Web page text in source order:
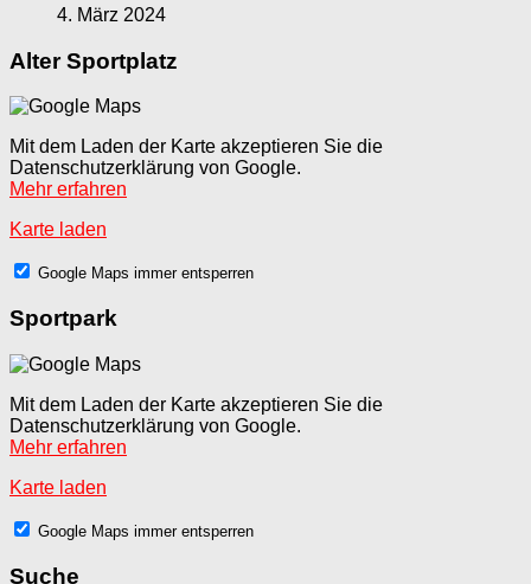
4. März 2024
Alter Sportplatz
Mit dem Laden der Karte akzeptieren Sie die
Datenschutzerklärung von Google.
Mehr erfahren
Karte laden
Google Maps immer entsperren
Sportpark
Mit dem Laden der Karte akzeptieren Sie die
Datenschutzerklärung von Google.
Mehr erfahren
Karte laden
Google Maps immer entsperren
Suche